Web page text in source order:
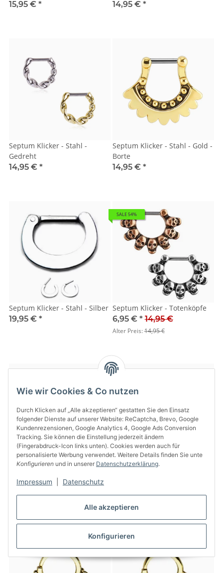
Alle akzeptieren
Konfigurieren
Wie wir Cookies & Co nutzen
Durch Klicken auf „Alle akzeptieren“ gestatten Sie den Einsatz
folgender Dienste auf unserer Website: ReCaptcha, Brevo, Google
Kundenrezensionen, Google Analytics 4, Google Ads Conversion
Tracking. Sie können die Einstellung jederzeit ändern
(Fingerabdruck-Icon links unten). Cookies werden auch für
personalisierte Werbung verwendet. Weitere Details finden Sie unte
Konfigurieren und in unserer Datenschutzerklärung.
Impressum Datenschutz
15,95 € *
14,95 € *
Septum Klicker - Stahl -
Gedreht
14,95 € *
Septum Klicker - Stahl - Gold -
Borte
14,95 € *
Septum Klicker - Stahl - Silber
19,95 € *
SALE 54%
Septum Klicker - Totenköpfe
6,95 € * 14,95 €
Alter Preis:14,95 €
Kreise